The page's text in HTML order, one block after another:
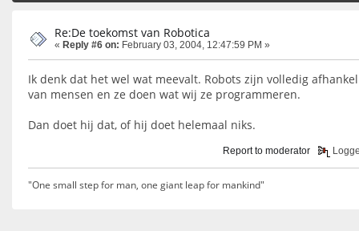
Re:De toekomst van Robotica
« Reply #6 on: February 03, 2004, 12:47:59 PM »
Ik denk dat het wel wat meevalt. Robots zijn volledig
van mensen en ze doen wat wij ze programmeren.
Dan doet hij dat, of hij doet helemaal niks.
Report to moderator
"One small step for man, one giant leap for mankind"